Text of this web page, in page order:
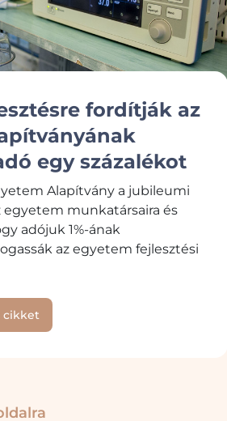
fordítják az
egy százalékot
Alapítvány a jubileumi
egyetem munkatársaira és
adójuk 1%-ának
az egyetem fejlesztési
cikket